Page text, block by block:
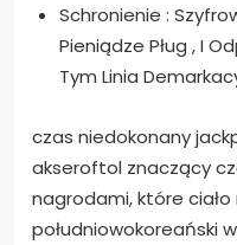
Schronienie :
Pieniądze Pług , I
Tym Linia
czas niedokonany
akseroftol znaczący
nagrodami, które
południowokoreański